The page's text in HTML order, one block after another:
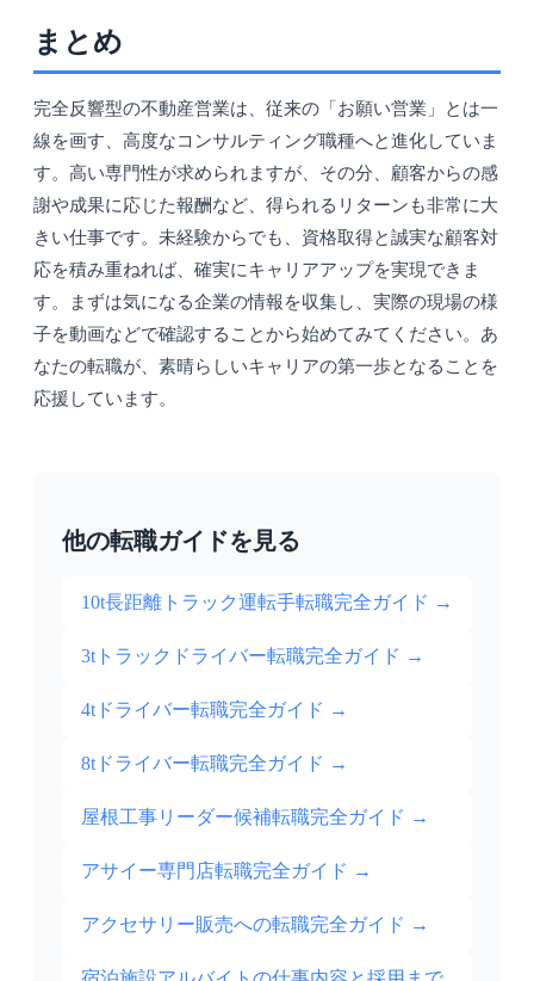
まとめ
完全反響型の不動産営業は、従来の「お願い営業」とは一
線を画す、高度なコンサルティング職種へと進化していま
す。高い専門性が求められますが、その分、顧客からの感
謝や成果に応じた報酬など、得られるリターンも非常に大
きい仕事です。未経験からでも、資格取得と誠実な顧客対
応を積み重ねれば、確実にキャリアアップを実現できま
す。まずは気になる企業の情報を収集し、実際の現場の様
子を動画などで確認することから始めてみてください。あ
なたの転職が、素晴らしいキャリアの第一歩となることを
応援しています。
他の転職ガイドを見る
10t長距離トラック運転手転職完全ガイド →
3tトラックドライバー転職完全ガイド →
4tドライバー転職完全ガイド →
8tドライバー転職完全ガイド →
屋根工事リーダー候補転職完全ガイド →
アサイー専門店転職完全ガイド →
アクセサリー販売への転職完全ガイド →